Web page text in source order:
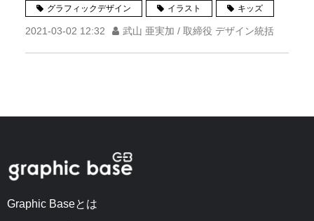
グラフィックデザイン イラスト キッズ
2021-03-02 12:32 武山 亜実加 / 取締役 デザイン統括
Graphic Baseとは